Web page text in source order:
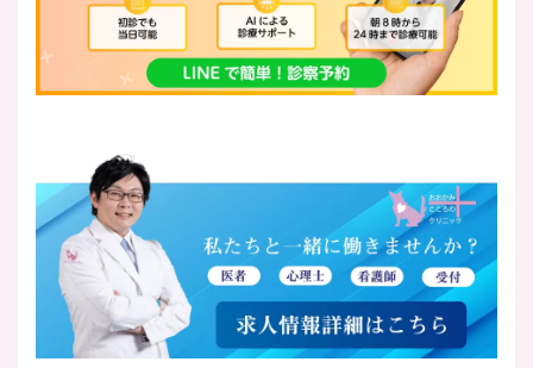
03-5989-0618
営業時間：10:00〜22:00